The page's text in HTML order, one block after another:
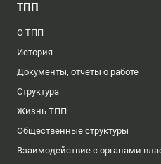
ТПП
О ТПП
История
Документы, отчеты о работе
Структура
Жизнь ТПП
Общественные структуры
Взаимодействие с органами